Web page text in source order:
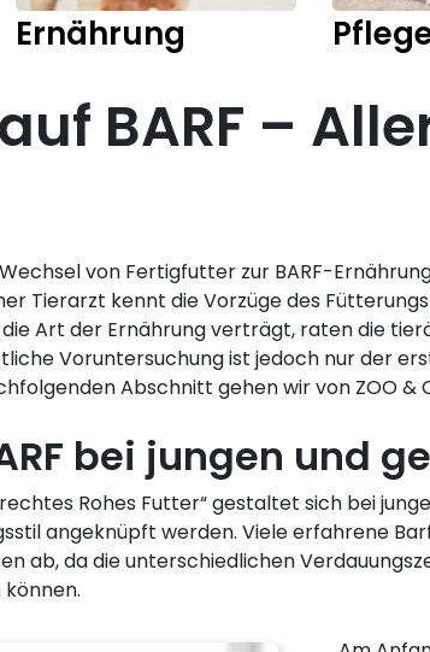
Ernährung
BARF –
von Fertigfutter zur BARF-
Tierarzt kennt die Vorzüge des
Art der Ernährung verträgt, raten die
Voruntersuchung ist jedoch nur der
Abschnitt gehen wir von ZOO &
bei jungen und
Rohes Futter“ gestaltet sich bei
angeknüpft werden. Viele erfahrene
ab, da die unterschiedlichen